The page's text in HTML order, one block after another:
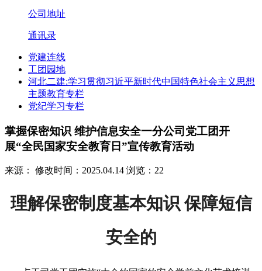
公司地址
通讯录
党建连线
工团园地
河北二建:学习贯彻习近平新时代中国特色社会主义思想
主题教育专栏
党纪学习专栏
掌握保密知识 维护信息安全一分公司党工团开
展“全民国家安全教育日”宣传教育活动
来源： 修改时间：2025.04.14 浏览：22
理解保密制度基本知识 保障短信
安全的